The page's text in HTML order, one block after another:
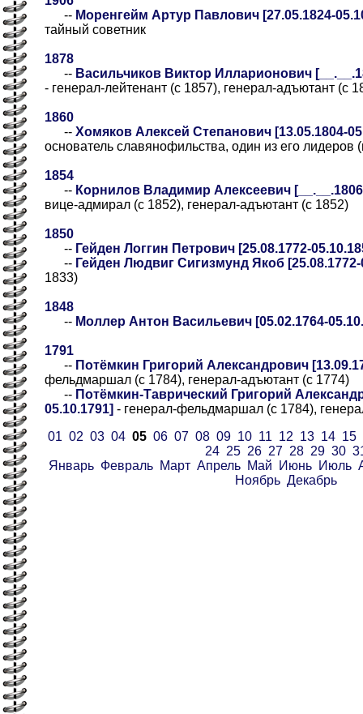
-- Моренгейм Артур Павлович [27.05.1824-
тайный советник
1878
-- Васильчиков Виктор Илларионович
- генерал-лейтенант (с 1857), генерал-адъютант (с
1860
-- Хомяков Алексей Степанович [13.05.1804-
основатель славянофильства, один из его
1854
-- Корнилов Владимир Алексеевич
вице-адмирал (с 1852), генерал-адъютант (с 1852)
1850
-- Гейден Логгин Петрович [25.08.1772-
-- Гейден Людвиг Сигизмунд Якоб [25.08.1772-
1833)
1848
-- Моллер Антон Васильевич [05.02.1764-
1791
-- Потёмкин Григорий Александрович
фельдмаршал (с 1784), генерал-адъютант (с 1774)
-- Потёмкин-Таврический Григорий
05.10.1791] - генерал-фельдмаршал (с 1784),
01 02 03 04 05 06 07 08 09 10 11 12 13 14 15
24 25 26 27 28 29 30
Январь Февраль Март Апрель Май Июнь Июль
Ноябрь Декабрь